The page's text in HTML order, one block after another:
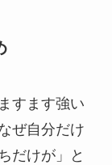
すます強い
ぜ自分だけ
だけが」と